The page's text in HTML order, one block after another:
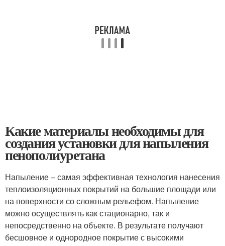
Какие материалы необходимы для
создания установки для напыления
пенополиуретана
Напыление – самая эффективная технология нанесения
теплоизоляционных покрытий на большие площади или
на поверхности со сложным рельефом. Напыление
можно осуществлять как стационарно, так и
непосредственно на объекте. В результате получают
бесшовное и однородное покрытие с высокими